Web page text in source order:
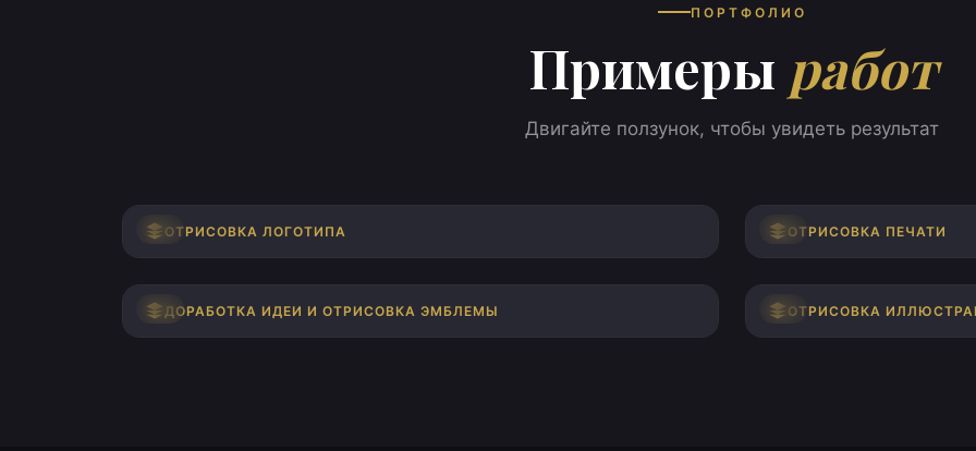
ПОРТФОЛИО
Примеры работ
Двигайте ползунок, чтобы увидеть результат
ОТРИСОВКА ЛОГОТИПА
ДО ОТРИСОВКА ПЕЧАТИ
ДО
ДОРАБОТКА ИДЕИ И ОТРИСОВКА ЭМБЛЕМЫ
ДО ОТРИСОВКА
ДО